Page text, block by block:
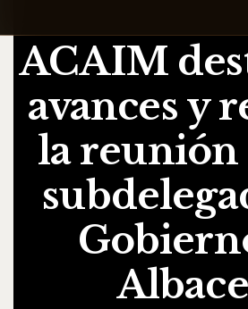
ACAIM
avances y
la reunión